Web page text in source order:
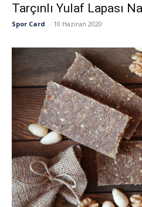
Tarçınlı Yulaf Lapası
Spor Card - 10 Haziran 2020